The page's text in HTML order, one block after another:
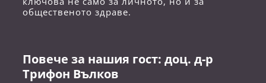
общественото здраве.
Повече за нашия гост: доц. д-р
Трифон Вълков